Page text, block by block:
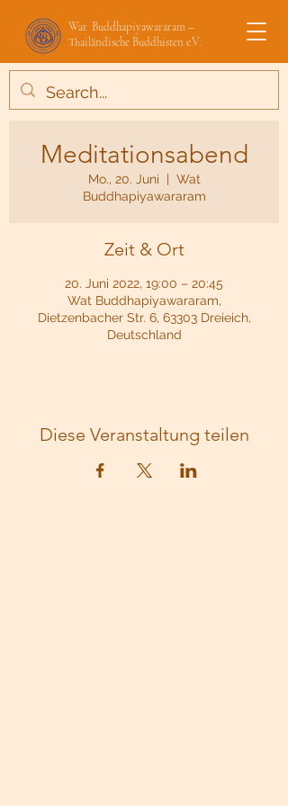
Wat Buddhapiyawararam –
Thailändische Buddhisten e.V.
Meditationsabend
Mo., 20. Juni
  |
Wat
Buddhapiyawararam
Zeit & Ort
20. Juni 2022, 19:00 – 20:45
Wat Buddhapiyawararam,
Dietzenbacher Str. 6, 63303 Dreieich,
Deutschland
Diese Veranstaltung teilen